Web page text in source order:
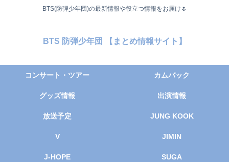
BTS(防弾少年団)の最新情報や役立つ情報をお届け🌷
BTS 防弾少年団 【まとめ情報サイト】
コンサート・ツアー カムバック
グッズ情報 出演情報
放送予定 JUNG KOOK
V JIMIN
J-HOPE SUGA